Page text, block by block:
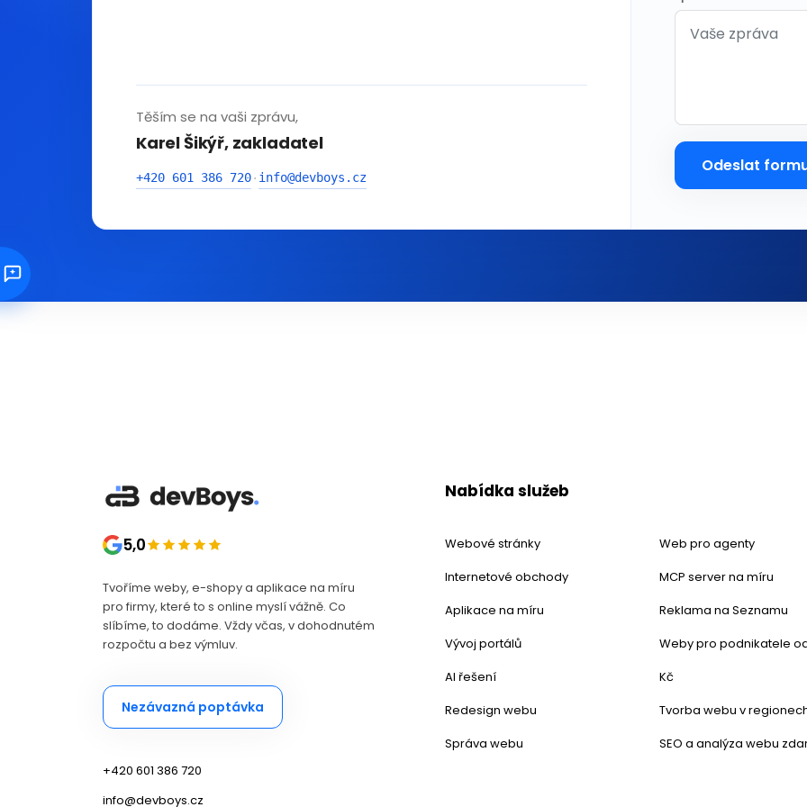
Těším se na vaši zprávu,
Karel Šikýř, zakladatel
+420 601 386 720· info@devboys.cz
Odeslat
5,0
Tvoříme weby, e-shopy a aplikace na míru
pro firmy, které to s online myslí vážně. Co
slíbíme, to dodáme. Vždy včas, v dohodnutém
rozpočtu a bez výmluv.
Nezávazná poptávka
+420 601 386 720
info@devboys.cz
Nabídka služeb
Webové stránky
Internetové obchody
Aplikace na míru
Vývoj portálů
AI řešení
Redesign webu
Správa webu
Web pro agenty
MCP server na míru
Reklama na Seznamu
Weby pro podnikatele
Kč
Tvorba webu v
SEO a analýza webu
DevBoys AI asistent
Poradím s projektem na míru